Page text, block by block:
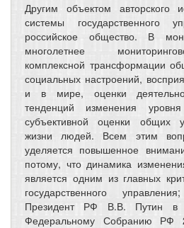
Другим объектом авторского
системы государственного
российское общество. В
многолетнее
комплексной трансформации
социальных настроений,
и в мире, оценки
тенденций изменения
субъективной оценки общих
жизни людей. Всем этим
уделяется повышенное
потому, что динамика
является одним из главных
государственного
Президент РФ В.В. Путин в
Федеральному Собранию РФ